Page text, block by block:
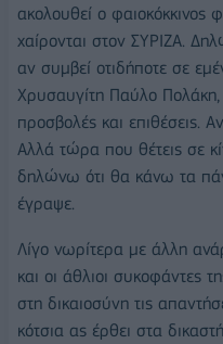
ακολουθεί ο φαιοκόκκινος
χαίρονται στον ΣΥΡΙΖΑ.
αν συμβεί οτιδήποτε σε
Χρυσαυγίτη Παύλο
προσβολές και επιθέσεις.
Αλλά τώρα που θέτεις σε
δηλώνω ότι θα κάνω τα
έγραψε.
Λίγο νωρίτερα με άλλη
και οι άθλιοι συκοφάντες
στη δικαιοσύνη τις
κότσια ας έρθει στα